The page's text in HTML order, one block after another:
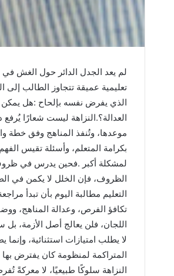
‬النزاهة‭ ‬سلوكًا‭ ‬طبيعيًا،‭ ‬لا‭ ‬معركةً‭ ‬تُفرض‭ ‬على‭ ‬طالبٍ‭ ‬أنهكته‭ ‬الظروف‭ ‬قبل‭ ‬أن‭ ‬تبدأ‭ ‬ورقة‭ ‬الامتحان‭.‬